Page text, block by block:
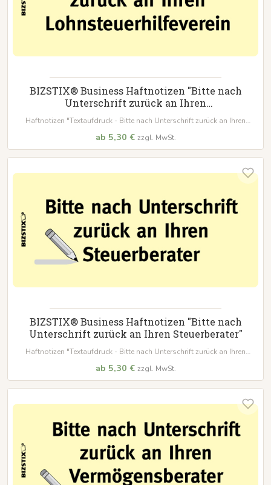
BIZSTIX® Business Haftnotizen "Bitte nach
Unterschrift zurück an Ihren
Lohnsteuerhilfeverein"
Haftnotizen "Textaufdruck - Bitte nach Unterschrift zurück an Ihren
ab 5,30 € zzgl. MwSt.
BIZSTIX® Business Haftnotizen "Bitte nach
Unterschrift zurück an Ihren Steuerberater"
Haftnotizen "Textaufdruck - Bitte nach Unterschrift zurück an Ihren
ab 5,30 € zzgl. MwSt.